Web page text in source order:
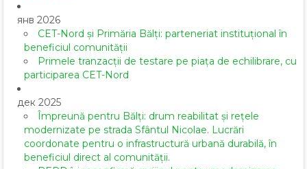
янв 2026
CET-Nord și Primăria Bălți: parteneriat instituțional în
beneficiul comunității
Primele tranzacții de testare pe piața de echilibrare, cu
participarea CET-Nord
дек 2025
Împreună pentru Bălți: drum reabilitat și rețele
modernizate pe strada Sfântul Nicolae. Lucrări
coordonate pentru o infrastructură urbană durabilă, în
beneficiul direct al comunității.